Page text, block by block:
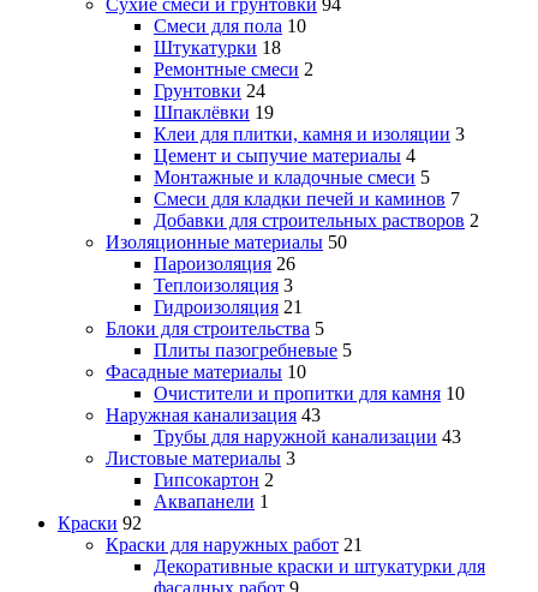
Сухие смеси и грунтовки 94
Смеси для пола 10
Штукатурки 18
Ремонтные смеси 2
Грунтовки 24
Шпаклёвки 19
Клеи для плитки, камня и изоляции 3
Цемент и сыпучие материалы 4
Монтажные и кладочные смеси 5
Смеси для кладки печей и каминов 7
Добавки для строительных растворов 2
Изоляционные материалы 50
Пароизоляция 26
Теплоизоляция 3
Гидроизоляция 21
Блоки для строительства 5
Плиты пазогребневые 5
Фасадные материалы 10
Очистители и пропитки для камня 10
Наружная канализация 43
Трубы для наружной канализации 43
Листовые материалы 3
Гипсокартон 2
Аквапанели 1
Краски 92
Краски для наружных работ 21
Декоративные краски и штукатурки для
фасадных работ 9